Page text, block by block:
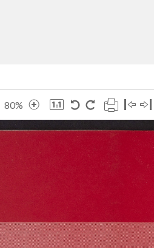
80%